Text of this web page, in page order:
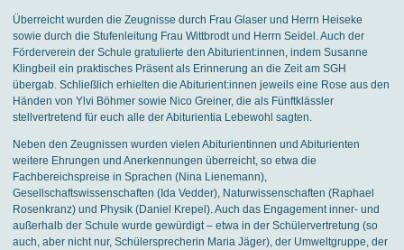
Überreicht wurden die Zeugnisse durch Frau Glaser und Herrn Heiseke
sowie durch die Stufenleitung Frau Wittbrodt und Herrn Seidel. Auch der
Förderverein der Schule gratulierte den Abiturient:innen, indem Susanne
Klingbeil ein praktisches Präsent als Erinnerung an die Zeit am SGH
übergab. Schließlich erhielten die Abiturient:innen jeweils eine Rose aus den
Händen von Ylvi Böhmer sowie Nico Greiner, die als Fünftklässler
stellvertretend für euch alle der Abiturientia Lebewohl sagten.
Neben den Zeugnissen wurden vielen Abiturientinnen und Abiturienten
weitere Ehrungen und Anerkennungen überreicht, so etwa die
Fachbereichspreise in Sprachen (Nina Lienemann),
Gesellschaftswissenschaften (Ida Vedder), Naturwissenschaften (Raphael
Rosenkranz) und Physik (Daniel Krepel). Auch das Engagement inner- und
außerhalb der Schule wurde gewürdigt – etwa in der Schülervertretung (so
auch, aber nicht nur, Schülersprecherin Maria Jäger), der Umweltgruppe, der